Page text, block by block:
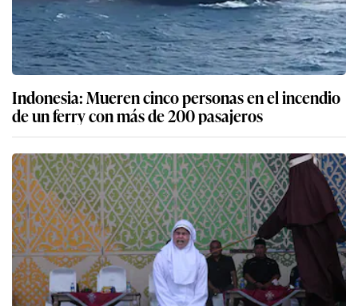
Indonesia: Mueren cinco personas en el incendio
de un ferry con más de 200 pasajeros